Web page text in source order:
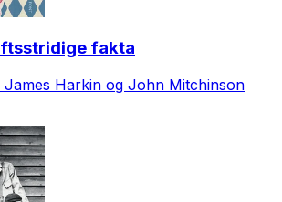
fakta
Harkin og John Mitchinson